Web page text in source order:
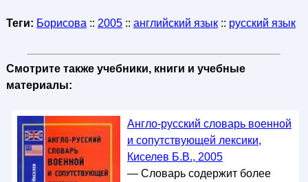
Теги: Борисова :: 2005:: английский язык:: русский язык
Смотрите также учебники, книги и учебные
материалы:
Англо-русский словарь военной
и сопутствующей лексики,
Киселев Б.В., 2005
— Словарь содержит более